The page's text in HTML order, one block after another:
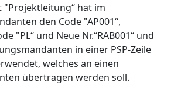
"Projektleitung“ hat im
den Code "AP001“,
"PL“ und Neue Nr.“RAB001“ und
in einer PSP-Zeile
welches an einen
übertragen werden soll.